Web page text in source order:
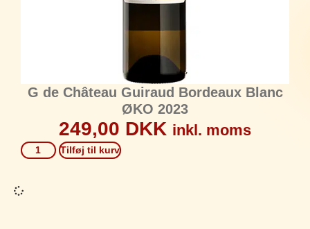
G de Château Guiraud Bordeaux Blanc
ØKO 2023
249,00 DKK inkl. moms
Tilføj til kurv